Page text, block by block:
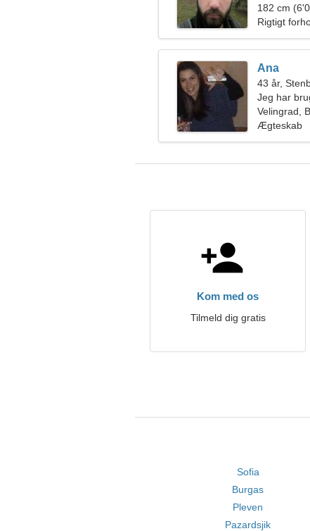
182 cm
Rigtigt
Ana
43 år,
Jeg har
camping
Velingrad,
Ægteskab
Kom med os
Tilmeld dig gratis
Sofia
Burgas
Pleven
Pazardsjik